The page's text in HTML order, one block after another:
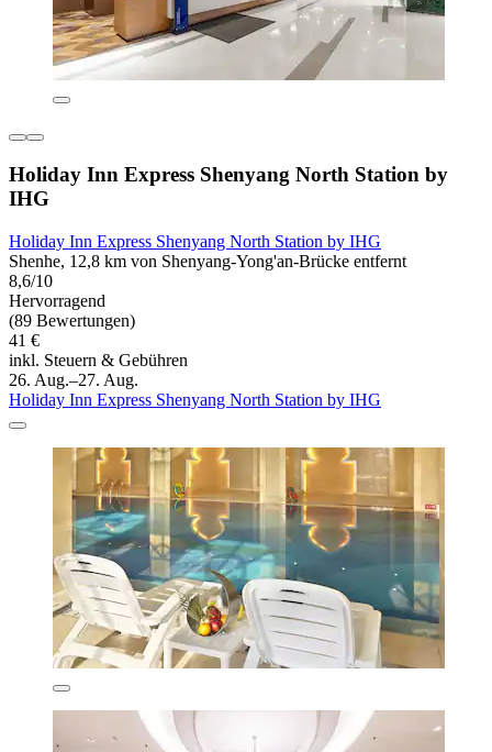
Holiday Inn Express Shenyang North Station by
IHG
Holiday Inn Express Shenyang North Station by IHG
Shenhe, 12,8 km von Shenyang-Yong'an-Brücke entfernt
8,6/10
Hervorragend
(89 Bewertungen)
41 €
inkl. Steuern & Gebühren
26. Aug.–27. Aug.
Holiday Inn Express Shenyang North Station by IHG